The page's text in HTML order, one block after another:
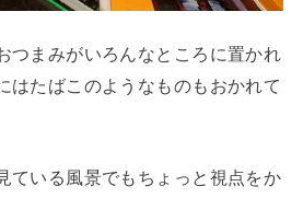
つまみがいろんなところに置かれ
はたばこのようなものもおかれて
ている風景でもちょっと視点をか